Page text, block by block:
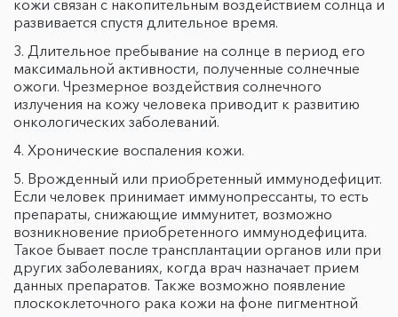
кожи связан с накопительным воздействием солнца и
развивается спустя длительное время.
Длительное пребывание на солнце в период его
максимальной активности, полученные солнечные
ожоги. Чрезмерное воздействия солнечного
излучения на кожу человека приводит к развитию
онкологических заболеваний.
Хронические воспаления кожи.
Врожденный или приобретенный иммунодефицит.
Если человек принимает иммунопрессанты, то есть
препараты, снижающие иммунитет, возможно
возникновение приобретенного иммунодефицита.
Такое бывает после трансплантации органов или при
других заболеваниях, когда врач назначает прием
данных препаратов. Также возможно появление
плоскоклеточного рака кожи на фоне пигментной